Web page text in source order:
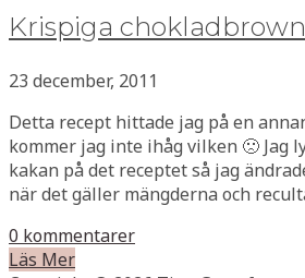
Krispiga
23 december, 2011
Detta recept hittade jag på en
kommer jag inte ihåg vilken 🙁 Jag
kakan på det receptet så jag
när det gäller mängderna och
0 kommentarer
Läs Mer